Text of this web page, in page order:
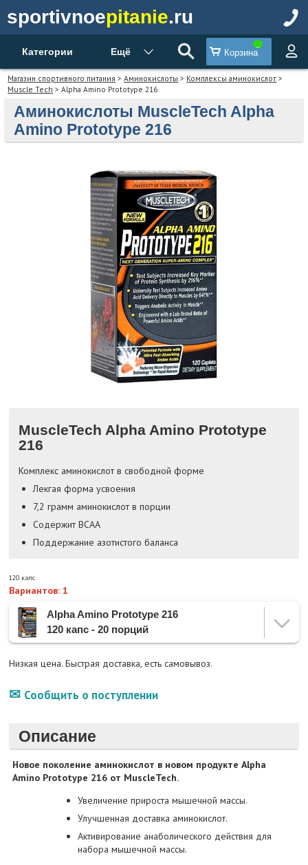
sportivnoepitanie.ru
Категории Ещё Корзина
Магазин спортивного питания >Аминокислоты > Комплексы аминокислот >
Muscle Tech > Alpha Amino Prototype 216
Аминокислоты MuscleTech Alpha
Amino Prototype 216
MuscleTech Alpha Amino Prototype
216
Комплекс аминокислот в свободной форме
Лекгая форма усвоения
7,2 грамм аминокислот в порции
Содержит BCAA
Поддержание азотистого баланса
120 капс
Вариантов: 1
Alpha Amino Prototype 216
120 капс - 20 порций
Низкая цена. Быстрая доставка, есть самовывоз.
Сообщить о поступлении
Описание
Новое поколение аминокислот в новом продукте Alpha
Amino Prototype 216 от MuscleTech.
Увеличение прироста мышечной массы.
Улучшенная доставка аминокислот.
Активирование анаболического действия для
набора мышечной массы.